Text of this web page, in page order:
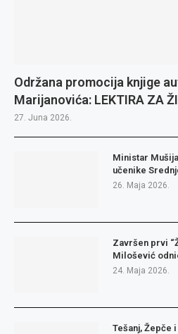
Održana promocija knjige
Marijanovića: LEKTIRA ZA
27. Juna 2026.
Ministar
učenike
26. Maja 2026.
Završen prvi
Milošević
24. Maja 2026.
Tešanj, Žepče